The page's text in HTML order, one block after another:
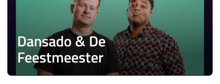
Dansado & De
Feestmeester